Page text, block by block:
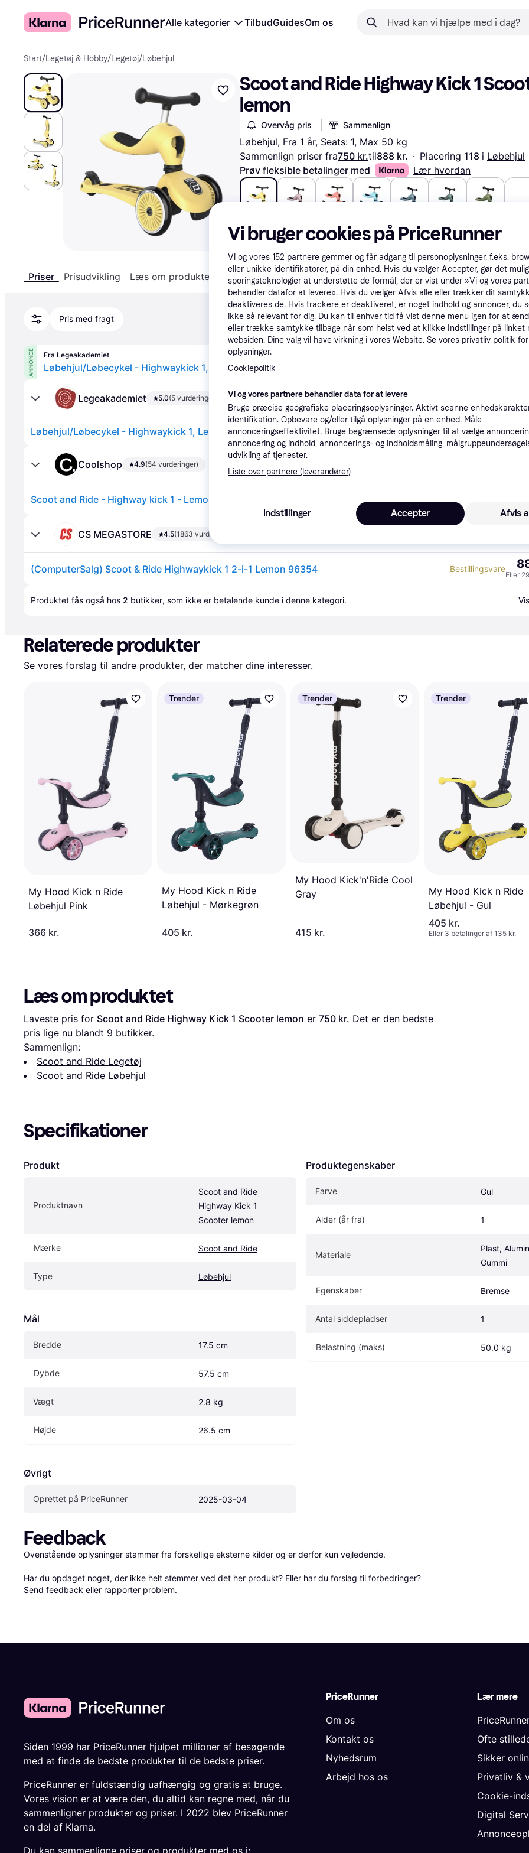
Alle kategorier TilbudGuidesOm os
Start/Legetøj & Hobby/Legetøj/Løbehjul
Scoot and Ride Highway Kick 1
lemon
Overvåg pris Sammenlign
Løbehjul, Fra 1 år, Seats: 1, Max 50 kg
Sammenlign priser fra750 kr.til888 kr. · Placering 118 i Løbehjul
Prøv fleksible betalinger med
Lær hvordan
Priser Prisudvikling Læs om produktet Specifikationer
Pris med fragt
ANNONCE Fra Legeakademiet
Løbehjul/Løbecykel - Highwaykick 1, Lemon
Legeakademiet 5.0(5 vurderinger)
Løbehjul/Løbecykel - Highwaykick 1, Lemon Laveste pris·Fri fragt,1-3 dage
Coolshop 4.9(54 vurderinger)
CS MEGASTORE 4.5(1863 vurderinger)
(ComputerSalg) Scoot & Ride Highwaykick 1 2-i-1 Lemon 96354 Bestillingsvare
Eller
Produktet fås også hos 2 butikker, som ikke er betalende kunde i denne kategori.
Relaterede produkter
Se vores forslag til andre produkter, der matcher dine interesser.
My Hood Kick n Ride
Løbehjul Pink
366 kr.
Trender
My Hood Kick n Ride
Løbehjul - Mørkegrøn
405 kr.
Trender
My Hood Kick'n'Ride Cool
Gray
415 kr.
Trender
My Hood Kick n Ride
Løbehjul - Gul
405 kr.
Eller 3 betalinger af 135 kr.
Læs om produktet
Laveste pris for Scoot and Ride Highway Kick 1 Scooter lemon er 750 kr. Det er den bedste
pris lige nu blandt 9 butikker.
Sammenlign:
Scoot and Ride Legetøj
Scoot and Ride Løbehjul
Specifikationer
Produkt
Produktnavn
Scoot and Ride
Highway Kick 1
Scooter lemon
Mærke Scoot and Ride
Type Løbehjul
Mål
Bredde 17.5 cm
Dybde 57.5 cm
Vægt 2.8 kg
Højde 26.5 cm
Øvrigt
Oprettet på PriceRunner 2025-03-04
Produktegenskaber
Farve Gul
Alder (år fra) 1
Materiale
Plast,
Gummi
Egenskaber Bremse
Antal siddepladser 1
Belastning (maks) 50.0 kg
Feedback
Ovenstående oplysninger stammer fra forskellige eksterne kilder og er derfor kun vejledende.
Har du opdaget noget, der ikke helt stemmer ved det her produkt? Eller har du forslag til forbedringer?
Send feedback eller rapporter problem.
PriceRunner
Om os
Kontakt os
Nyhedsrum
Arbejd hos os
Lær mere
Ofte
Sikker
Privatliv &
Cookie-
Digital
Siden 1999 har PriceRunner hjulpet millioner af besøgende
med at finde de bedste produkter til de bedste priser.
PriceRunner er fuldstændig uafhængig og gratis at bruge.
Vores vision er at være den, du altid kan regne med, når du
sammenligner produkter og priser. I 2022 blev PriceRunner
en del af Klarna.
Vi bruger cookies på PriceRunner
Vi og vores 152 partnere gemmer og får adgang til personoplysninger, f.eks.
eller unikke identifikatorer, på din enhed. Hvis du vælger Accepter, gør det
sporingsteknologier at understøtte de formål, der er vist under »Vi og vores
behandler datafor at levere«. Hvis du vælger Afvis alle eller trækker dit
deaktiveres de. Hvis trackere er deaktiveret, er noget indhold og annoncer, du
ikke så relevant for dig. Du kan til enhver tid få vist denne menu igen for at
eller trække samtykke tilbage når som helst ved at klikke Indstillinger på linket
websiden. Dine valg vil have virkning i vores Website. Se vores privatliv politik
oplysninger.
Cookiepolitik
Vi og vores partnere behandler data for at levere
Bruge præcise geografiske placeringsoplysninger. Aktivt scanne
identifikation. Opbevare og/eller tilgå oplysninger på en enhed. Måle
annonceringseffektivitet. Bruge begrænsede oplysninger til at vælge
annoncering og indhold, annoncerings- og indholdsmåling,
udvikling af tjenester.
Liste over partnere (leverandører)
Indstillinger Afvis
Accepter